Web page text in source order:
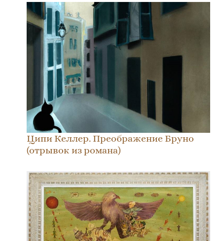
Ципи Келлер. Преображение Бруно
(отрывок из романа)